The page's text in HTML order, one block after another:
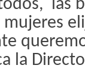
las
la